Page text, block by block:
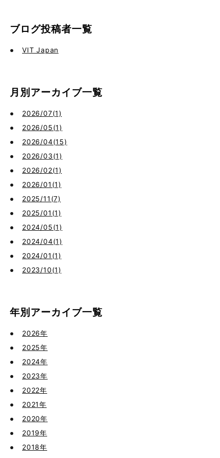
ブログ投稿者一覧
VIT Japan
月別アーカイブ一覧
2026/07(1)
2026/05(1)
2026/04(15)
2026/03(1)
2026/02(1)
2026/01(1)
2025/11(7)
2025/01(1)
2024/05(1)
2024/04(1)
2024/01(1)
2023/10(1)
年別アーカイブ一覧
2026年
2025年
2024年
2023年
2022年
2021年
2020年
2019年
2018年